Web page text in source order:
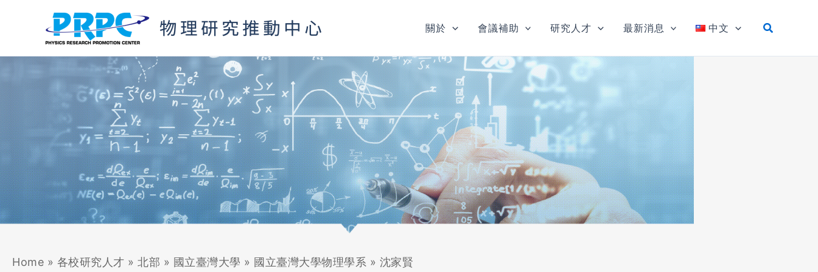
內
容
關於 會議補助 研究人才 最新消息 中文
Home » 各校研究人才 » 北部 » 國立臺灣大學 » 國立臺灣大學物理學系 » 沈家賢